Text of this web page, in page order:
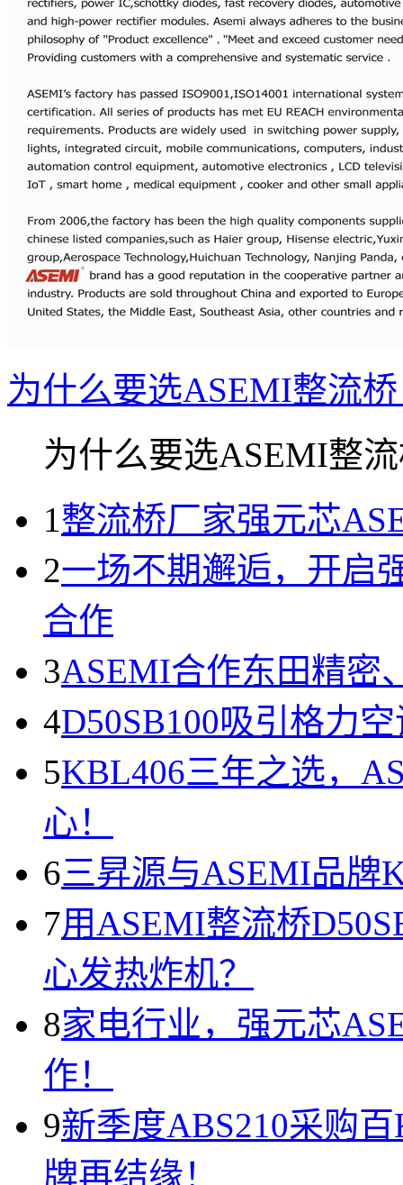
为什么要选ASEMI整流
为什么要选ASEMI整
1整流桥厂家强元芯
2一场不期邂逅，开启
合作
3ASEMI合作东田精密
4D50SB100吸引格力
5KBL406三年之选，
心！
6三昇源与ASEMI品牌
7用ASEMI整流桥
心发热炸机？
8家电行业，强元芯
作！
9新季度ABS210采购
牌再结缘！